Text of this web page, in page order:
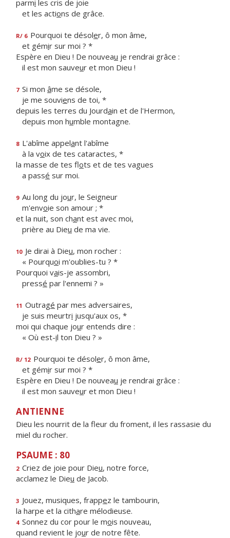
parmi les cris de joie
et les actions de grâce.
R/ 6 Pourquoi te désoler, ô mon âme,
et gémir sur moi ? *
Espère en Dieu ! De nouveau je rendrai grâce :
il est mon sauveur et mon Dieu !
7 Si mon âme se désole,
je me souviens de toi, *
depuis les terres du Jourdain et de l'Hermon,
depuis mon humble montagne.
8 L'abîme appelant l'abîme
à la voix de tes cataractes, *
la masse de tes flots et de tes vagues
a passé sur moi.
9 Au long du jour, le Seigneur
m'envoie son amour ; *
et la nuit, son chant est avec moi,
prière au Dieu de ma vie.
10 Je dirai à Dieu, mon rocher :
« Pourquoi m'oublies-tu ? *
Pourquoi vais-je assombri,
pressé par l'ennemi ? »
11 Outragé par mes adversaires,
je suis meurtri jusqu'aux os, *
moi qui chaque jour entends dire :
« Où est-il ton Dieu ? »
R/ 12 Pourquoi te désoler, ô mon âme,
et gémir sur moi ? *
Espère en Dieu ! De nouveau je rendrai grâce :
il est mon sauveur et mon Dieu !
ANTIENNE
Dieu les nourrit de la fleur du froment, il les rassasie du
miel du rocher.
PSAUME : 80
2 Criez de joie pour Dieu, notre force,
acclamez le Dieu de Jacob.
3 Jouez, musiques, frappez le tambourin,
la harpe et la cithare mélodieuse.
4 Sonnez du cor pour le mois nouveau,
quand revient le jour de notre fête.